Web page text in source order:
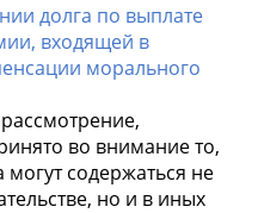
долга по выплате
входящей в
морального
во внимание то,
содержаться не
но и в иных